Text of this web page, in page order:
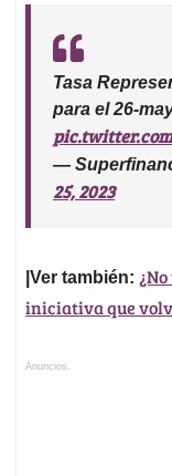
Tasa
para el 26-
—
25, 2023
|Ver también:
iniciativa que
Anuncios.